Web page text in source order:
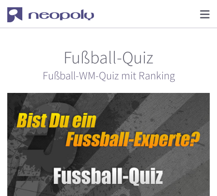
Fußball-Quiz
Fußball-WM-Quiz mit Ranking